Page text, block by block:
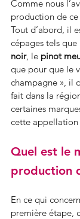
Comme nous
production de ce
Tout d’abord, il
cépages tels que
noir, le pinot
que pour que le
champagne », il
fait dans la
certaines
cette
Quel est le
production
En ce qui
première étape,